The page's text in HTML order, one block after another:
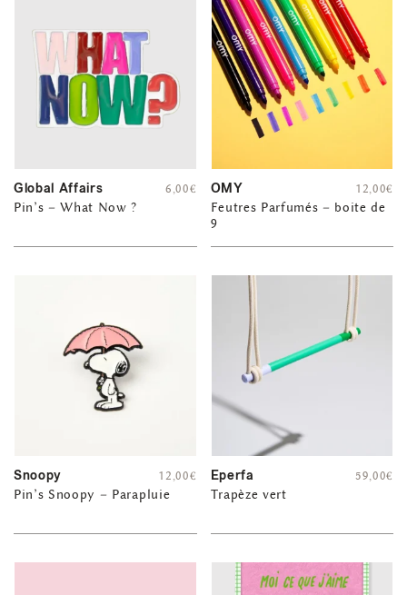
Global Affairs
Pin’s – What Now ?
6,00€ OMY
Feutres Parfumés – boite de
9
12,00€
Snoopy
Pin’s Snoopy – Parapluie
12,00€ Eperfa
Trapèze vert
59,00€